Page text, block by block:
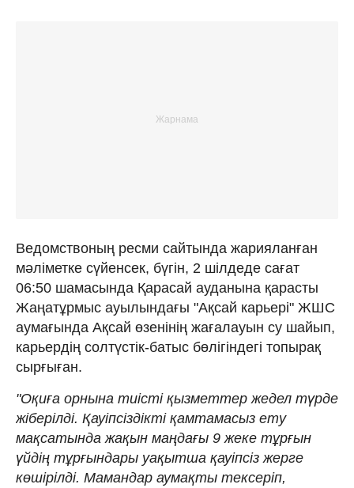
Ведомствоның ресми сайтында жарияланған
мәліметке сүйенсек, бүгін, 2 шілдеде сағат
06:50 шамасында Қарасай ауданына қарасты
Жаңатұрмыс ауылындағы "Ақсай карьері" ЖШС
аумағында Ақсай өзенінің жағалауын су шайып,
карьердің солтүстік-батыс бөлігіндегі топырақ
сырғыған.
"Оқиға орнына тиісті қызметтер жедел түрде
жіберілді. Қауіпсіздікті қамтамасыз ету
мақсатында жақын маңдағы 9 жеке тұрғын
үйдің тұрғындары уақытша қауіпсіз жерге
көшірілді. Мамандар аумақты тексеріп,